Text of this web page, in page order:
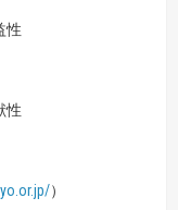
性
性
）